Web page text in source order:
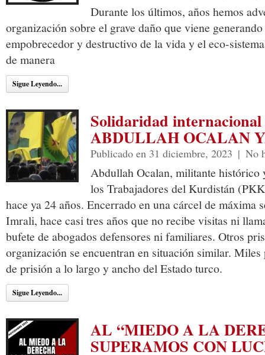
Durante los últimos, años hemos
organización sobre el grave daño que viene
empobrecedor y destructivo de la vida y el eco-
de manera
Sigue Leyendo...
Solidaridad
ABDULLAH OCALAN
Publicado en 31 diciembre, 2023 | No
Abdullah Ocalan, militante histórico
los Trabajadores del Kurdistán
hace ya 24 años. Encerrado en una cárcel de máxima
Imrali, hace casi tres años que no recibe visitas ni
bufete de abogados defensores ni familiares. Otros
organización se encuentran en situación similar. Miles
de prisión a lo largo y ancho del Estado turco.
Sigue Leyendo...
AL “MIEDO A LA
SUPERAMOS CON